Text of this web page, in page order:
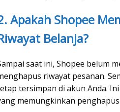
Apakah Shopee
Belanja?
saat ini, Shopee belum
riwayat pesanan.
tersimpan di akun Anda.
memungkinkan